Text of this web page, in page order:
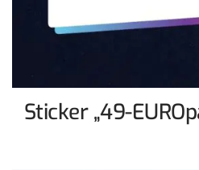
Sticker „49-